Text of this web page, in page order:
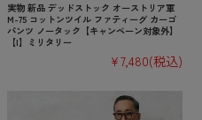
実物 新品 デッドストック オーストリア軍
M-75 コットンツイル ファティーグ カーゴ
パンツ ノータック【キャンペーン対象外】
【I】ミリタリー
¥7,480(税込)